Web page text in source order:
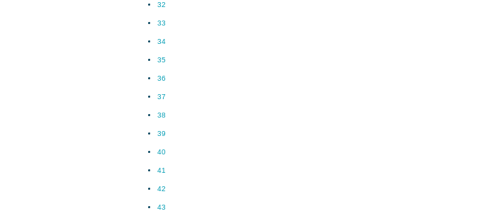
32
33
34
35
36
37
38
39
40
41
42
43